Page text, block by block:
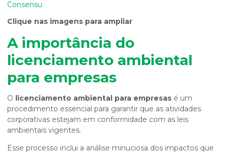
Clique nas imagens para ampliar
A importância do
licenciamento ambiental
para empresas
O licenciamento ambiental para empresas é um
procedimento essencial para garantir que as atividades
corporativas estejam em conformidade com as leis
ambientais vigentes.
Esse processo inclui a análise minuciosa dos impactos que